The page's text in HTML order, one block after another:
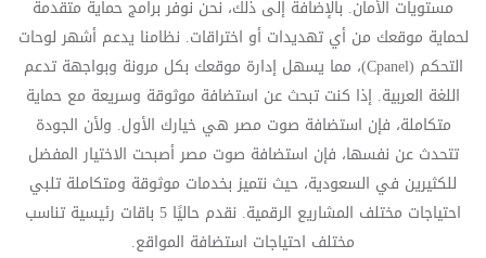
مستويات الأمان. بالإضافة إلى ذلك، نحن نوفر برامج حماية متقدمة
لحماية موقعك من أي تهديدات أو اختراقات. نظامنا يدعم أشهر لوحات
التحكم (Cpanel)، مما يسهل إدارة موقعك بكل مرونة وبواجهة تدعم
اللغة العربية. إذا كنت تبحث عن استضافة موثوقة وسريعة مع حماية
متكاملة، فإن استضافة صوت مصر هي خيارك الأول. ولأن الجودة
تتحدث عن نفسها، فإن استضافة صوت مصر أصبحت الاختيار المفضل
للكثيرين في السعودية، حيث نتميز بخدمات موثوقة ومتكاملة تلبي
احتياجات مختلف المشاريع الرقمية. نقدم حاليًا 5 باقات رئيسية تناسب
مختلف احتياجات استضافة المواقع.